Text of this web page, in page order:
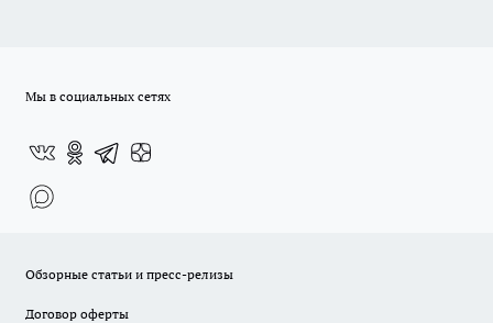
Мы в социальных сетях
Обзорные статьи и пресс-релизы
Договор оферты